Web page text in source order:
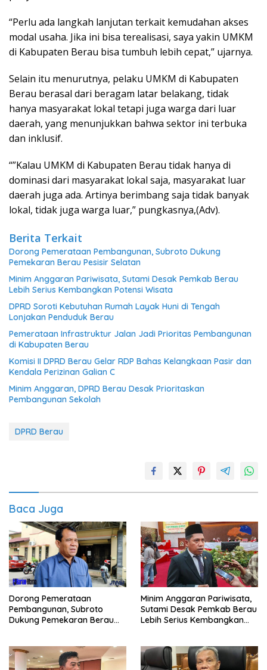
“Perlu ada langkah lanjutan terkait kemudahan akses
modal usaha. Jika ini bisa terealisasi, saya yakin UMKM
di Kabupaten Berau bisa tumbuh lebih cepat,” ujarnya.
Selain itu menurutnya, pelaku UMKM di Kabupaten
Berau berasal dari beragam latar belakang, tidak
hanya masyarakat lokal tetapi juga warga dari luar
daerah, yang menunjukkan bahwa sektor ini terbuka
dan inklusif.
“”Kalau UMKM di Kabupaten Berau tidak hanya di
dominasi dari masyarakat lokal saja, masyarakat luar
daerah juga ada. Artinya berimbang saja tidak banyak
lokal, tidak juga warga luar,” pungkasnya,(Adv).
Berita Terkait
Dorong Pemerataan Pembangunan, Subroto Dukung
Pemekaran Berau Pesisir Selatan
Minim Anggaran Pariwisata, Sutami Desak Pemkab Berau
Lebih Serius Kembangkan Potensi Wisata
DPRD Soroti Kebutuhan Rumah Layak Huni di Tengah
Lonjakan Penduduk Berau
Pemerataan Infrastruktur Jalan Jadi Prioritas Pembangunan
di Kabupaten Berau
Komisi II DPRD Berau Gelar RDP Bahas Kelangkaan Pasir dan
Kendala Perizinan Galian C
Minim Anggaran, DPRD Berau Desak Prioritaskan
Pembangunan Sekolah
DPRD Berau
Baca Juga
Dorong Pemerataan
Pembangunan, Subroto
Dukung Pemekaran Berau
Minim Anggaran Pariwisata,
Sutami Desak Pemkab Berau
Lebih Serius Kembangkan